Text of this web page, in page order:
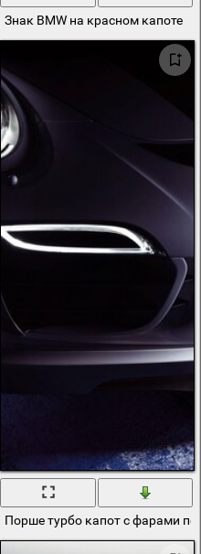
Знак BMW на красном капоте
машины
Порше турбо капот с фарами